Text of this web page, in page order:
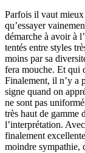
Parfois il vaut
qu’essayer
démarche à avoir à
tentés entre styles
moins par sa
fera mouche. Et qui
Finalement, il n’y a
signe quand on
ne sont pas
très haut de gamme
l’interprétation.
finalement
moindre sympathie,